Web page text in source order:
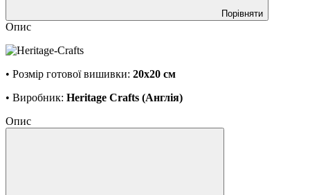
Порівняти
Опис
• Розмір готової вишивки: 20х20 см
• Виробник: Heritage Crafts (Англія)
Опис